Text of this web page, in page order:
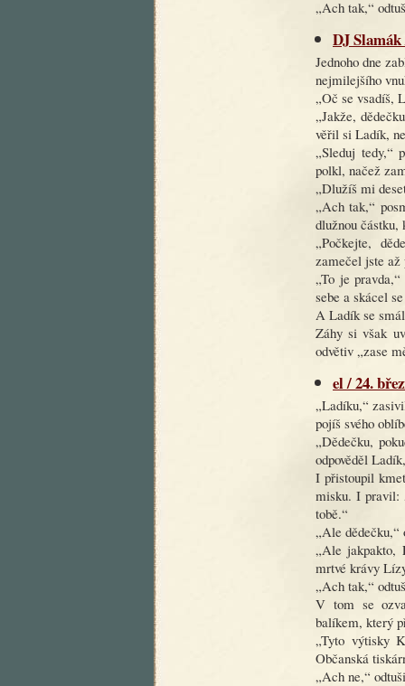
„Ach tak,“
DJ Slamák
Jednoho dne
nejmilejšího
„Oč se vsadíš,
„Jakže,
věřil si Ladík,
„Sleduj tedy,“
polkl, načež
„Dlužíš mi
„Ach tak,“
dlužnou
„Počkejte,
zamečel jste až
„To je
sebe a skácel
A Ladík se
Záhy si však
odvětiv „zase
el / 24.
„Ladíku,“
pojíš svého
„Dědečku,
odpověděl
I přistoupil
misku. I pravil:
tobě.“
„Ale
„Ale jakpakto,
mrtvé krávy
„Ach tak,“
V tom se
balíkem, který
„Tyto výtisky
Občanská
„Ach ne,“